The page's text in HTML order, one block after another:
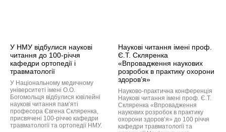
У НМУ відбулися наукові
читання до 100-річчя
кафедри ортопедії і
травматології
У Національному медичному
університеті імені О.О.
Богомольця відбулися ювілейні
наукові читання пам’яті
професора Євгена Скляренка,
присвячені 100-річчю кафедри
травматології та ортопедії НМУ.
Наукові читання імені проф.
Є.Т. Скляренка
«Впровадження наукових
розробок в практику охорони
здоров’я»
Науково-практична конференція
Наукові читання імені проф. Є.Т.
Скляренка «Впровадження
наукових розробок в практику
охорони здоров’я» до 100 річчя
кафедри травматології та